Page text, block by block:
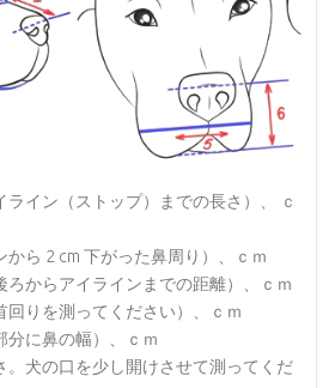
ライン（ストップ）までの長さ）、 ｃ
から 2 cm 下がった鼻周り）、ｃｍ
ろからアイラインまでの距離）、ｃｍ
回りを測ってください）、ｃｍ
分に鼻の幅）、ｃｍ
。犬の口を少し開けさせて測ってくだ